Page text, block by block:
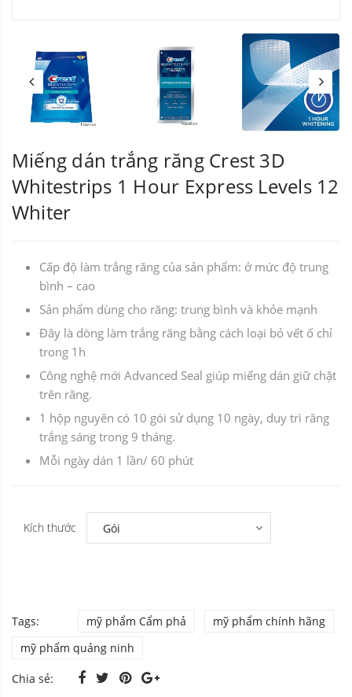
Miếng dán trắng răng Crest 3D
Whitestrips 1 Hour Express Levels 12
Whiter
Cấp độ làm trắng răng của sản phẩm: ở mức độ trung
bình – cao
Sản phẩm dùng cho răng: trung bình và khỏe mạnh
Đây là dòng làm trắng răng bằng cách loại bỏ vết ố chỉ
trong 1h
Công nghệ mới Advanced Seal giúp miếng dán giữ chặt
trên răng.
1 hộp nguyên có 10 gói sử dụng 10 ngày, duy trì răng
trắng sáng trong 9 tháng.
Mỗi ngày dán 1 lần/ 60 phút
Kích thước
Tags: mỹ phẩm Cẩm phả
mỹ phẩm chính hãng
mỹ phẩm quảng ninh
Chia sẻ: